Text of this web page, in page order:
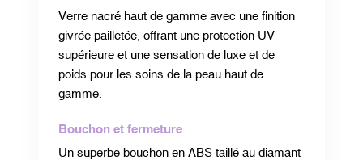
Verre nacré haut de gamme avec une finition
givrée pailletée, offrant une protection UV
supérieure et une sensation de luxe et de
poids pour les soins de la peau haut de
gamme.
Bouchon et fermeture
Un superbe bouchon en ABS taillé au diamant